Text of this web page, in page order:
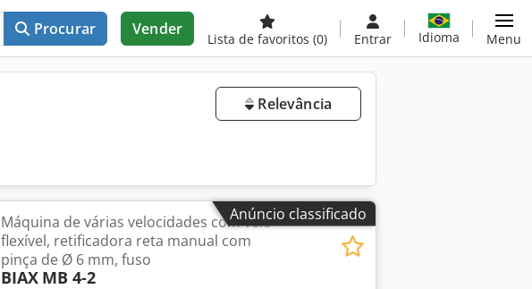
Procurar Vender
Lista de favoritos (0) Entrar Idioma Menu
Relevância
Anúncio classificado
Máquina de várias velocidades com veio
flexível, retificadora reta manual com
pinça de Ø 6 mm, fuso
BIAX MB 4-2